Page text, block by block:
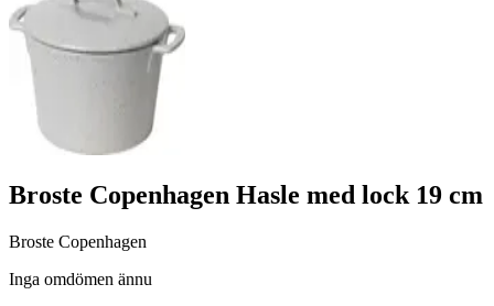
Broste Copenhagen Hasle med lock 19 cm
Broste Copenhagen
Inga omdömen ännu